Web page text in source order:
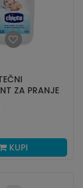
ZA PRANJE
KUPI